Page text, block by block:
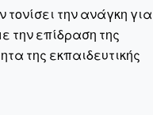
τονίσει την ανάγκη για
την επίδραση της
της εκπαιδευτικής